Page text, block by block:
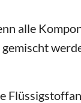
alle